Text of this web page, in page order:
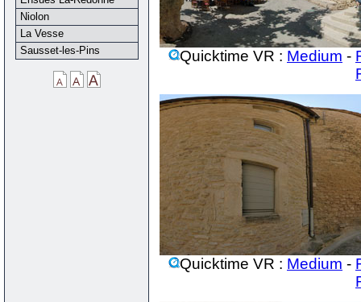
Quicktime VR : Medium -
Quicktime VR : Medium -
Niolon
La Vesse
Sausset-les-Pins